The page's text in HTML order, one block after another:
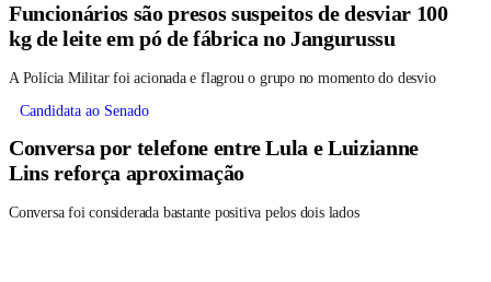
Funcionários são presos suspeitos de desviar 100
kg de leite em pó de fábrica no Jangurussu
A Polícia Militar foi acionada e flagrou o grupo no momento do desvio
Candidata ao Senado
Conversa por telefone entre Lula e Luizianne
Lins reforça aproximação
Conversa foi considerada bastante positiva pelos dois lados